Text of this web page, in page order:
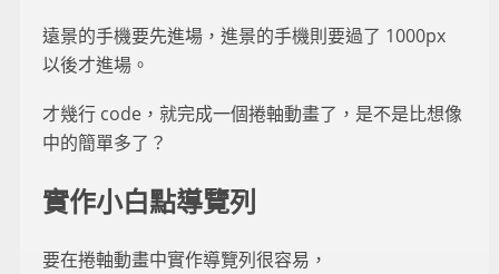
遠景的手機要先進場，進景的手機則要過了 1000px
以後才進場。
才幾行 code，就完成一個捲軸動畫了，是不是比想像
中的簡單多了？
實作小白點導覽列
要在捲軸動畫中實作導覽列很容易，